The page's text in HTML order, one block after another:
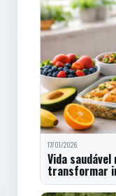
17/01/2026
Vida
transformar